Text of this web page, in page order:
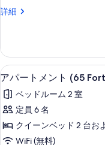
す
ト
Fortaleza,
Apt
6)
の
す
べ
て
詳細
ア
メ
ン
ト
Fortaleza,
Apt
の
詳
ア
パ
ー
ト
メ
9
アパートメント (65
ベッドルーム 2 室
定員 6 名
クイーンベッド 2 台お
WiFi (無料)